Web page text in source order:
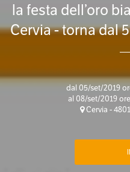
la festa dell’oro
Cervia - torna dal
dal05/set/2019
al 08/set/2019
Cervia -